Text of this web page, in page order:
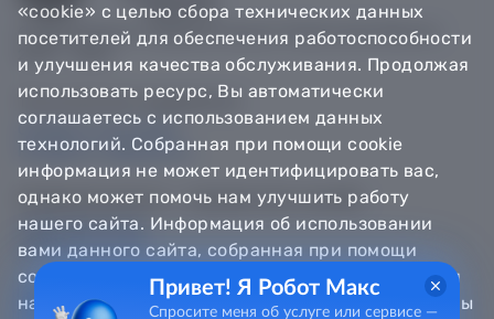
© Департамент информатизации Тюменской области,
Техническая поддержка
Сообщить об ошибке
Направить обращение
Информационно - справочная служба
8 800 100-12-90
8 3452 56-63-30
«cookie» с целью сбора технических данных
посетителей для обеспечения работоспособности
и улучшения качества обслуживания. Продолжая
использовать ресурс, Вы автоматически
соглашаетесь с использованием данных
технологий. Собранная при помощи cookie
информация не может идентифицировать вас,
однако может помочь нам улучшить работу
нашего сайта. Информация об использовании
вами данного сайта, собранная при помощи
cookie, будет передаваться Яндексу и храниться
на сервере Яндекса в Российской Федерации. Вы
Привет! Я Робот Макс
Спросите меня об услуге или сервисе —